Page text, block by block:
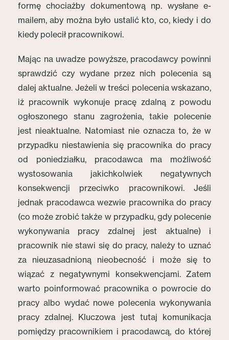
formę chociażby dokumentową np. wysłane e-
mailem, aby można było ustalić kto, co, kiedy i do
kiedy polecił pracownikowi.
Mając na uwadze powyższe, pracodawcy powinni
sprawdzić czy wydane przez nich polecenia są
dalej aktualne. Jeżeli w treści polecenia wskazano,
iż pracownik wykonuje pracę zdalną z powodu
ogłoszonego stanu zagrożenia, takie polecenie
jest nieaktualne. Natomiast nie oznacza to, że w
przypadku niestawienia się pracownika do pracy
od poniedziałku, pracodawca ma możliwość
wystosowania jakichkolwiek negatywnych
konsekwencji przeciwko pracownikowi. Jeśli
jednak pracodawca wezwie pracownika do pracy
(co może zrobić także w przypadku, gdy polecenie
wykonywania pracy zdalnej jest aktualne) i
pracownik nie stawi się do pracy, należy to uznać
za nieuzasadnioną nieobecność i może się to
wiązać z negatywnymi konsekwencjami. Zatem
warto poinformować pracownika o powrocie do
pracy albo wydać nowe polecenia wykonywania
pracy zdalnej. Kluczowa jest tutaj komunikacja
pomiędzy pracownikiem i pracodawcą, do której